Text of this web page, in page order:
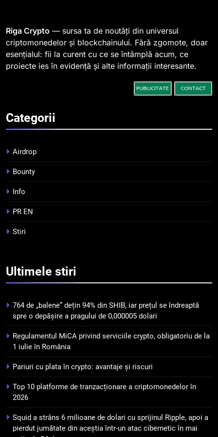
la 1 iulie în România
INFO
3
Pariuri cu plata în crypto:
avantaje și riscuri
4
Top 10 platforme de
5
pierdut jumătate din aceștia
STIRI
banilor în era digitală
7
WhiteBIT și FC Barcelona
semnează un acord pe cinci ani
finanțelor digitale
8
Lavazza utilizează tehnologia
trasabilitatea cafelei
STIRI
Riga Crypto — sursa ta de noutăți din universul
criptomonedelor și blockchainului. Fără zgomote, doar
esențialul: fii la curent cu ce se întâmplă acum, ce
proiecte ies în evidență și alte informații interesante.
Categorii
Airdrop
Bounty
Info
PR EN
Stiri
Ultimele stiri
764 de „balene” dețin 94% din SHIB, iar prețul se îndreaptă
spre o depășire a pragului de 0,000005 dolari
Regulamentul MiCA privind serviciile crypto, obligatoriu de la
1 iulie în România
Pariuri cu plata în crypto: avantaje și riscuri
Top 10 platforme de tranzacționare a criptomonedelor în
2026
Squid a strâns 6 milioane de dolari cu sprijinul Ripple, apoi a
pierdut jumătate din aceștia într-un atac cibernetic în mai